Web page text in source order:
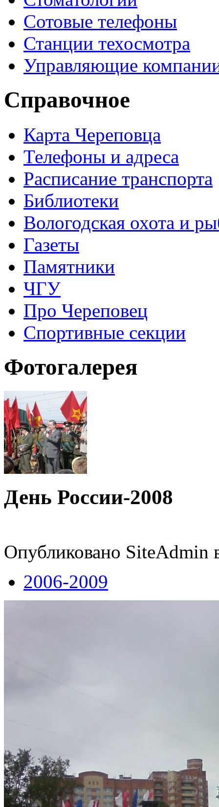
Сотовые телефоны
Станции техосмотра
Управляющие
Справочное
Карта Череповца
Телефоны и адреса
Расписание транспорта
Библиотеки
Вологодская охота и
Газеты
Памятники
ЧГУ
Про Череповец
Спортивные секции
Фотогалерея
День России-2008
Опубликовано SiteAdmin
2006-2009